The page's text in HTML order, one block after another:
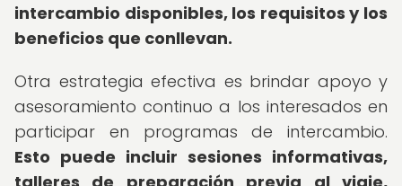
intercambio disponibles, los requisitos y los
beneficios que conllevan.
Otra estrategia efectiva es brindar apoyo y
asesoramiento continuo a los interesados en
participar en programas de intercambio.
Esto puede incluir sesiones informativas,